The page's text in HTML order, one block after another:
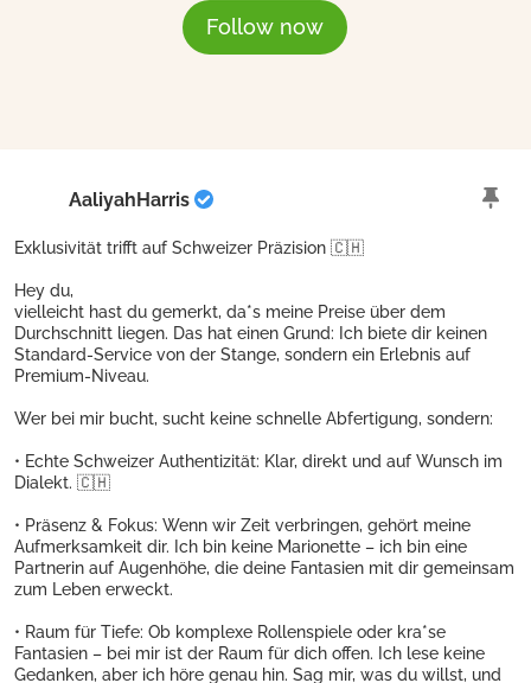
Follow now
AaliyahHarris
Exklusivität trifft auf Schweizer Präzision 🇨🇭
Hey du,
vielleicht hast du gemerkt, da*s meine Preise über dem
Durchschnitt liegen. Das hat einen Grund: Ich biete dir keinen
Standard-Service von der Stange, sondern ein Erlebnis auf
Premium-Niveau.
Wer bei mir bucht, sucht keine schnelle Abfertigung, sondern:
• Echte Schweizer Authentizität: Klar, direkt und auf Wunsch im
Dialekt. 🇨🇭
• Präsenz & Fokus: Wenn wir Zeit verbringen, gehört meine
Aufmerksamkeit dir. Ich bin keine Marionette – ich bin eine
Partnerin auf Augenhöhe, die deine Fantasien mit dir gemeinsam
zum Leben erweckt.
• Raum für Tiefe: Ob komplexe Rollenspiele oder kra*se
Fantasien – bei mir ist der Raum für dich offen. Ich lese keine
Gedanken, aber ich höre genau hin. Sag mir, was du willst, und